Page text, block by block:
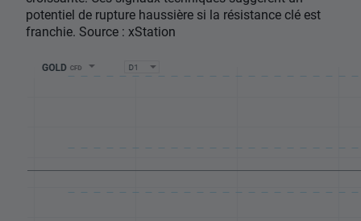
potentiel de rupture haussière si la résistance clé est
franchie. Source : xStation